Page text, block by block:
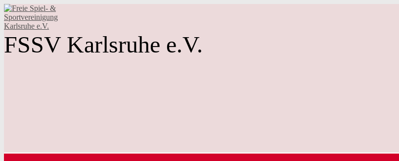
FSSV Karlsruhe e.V.